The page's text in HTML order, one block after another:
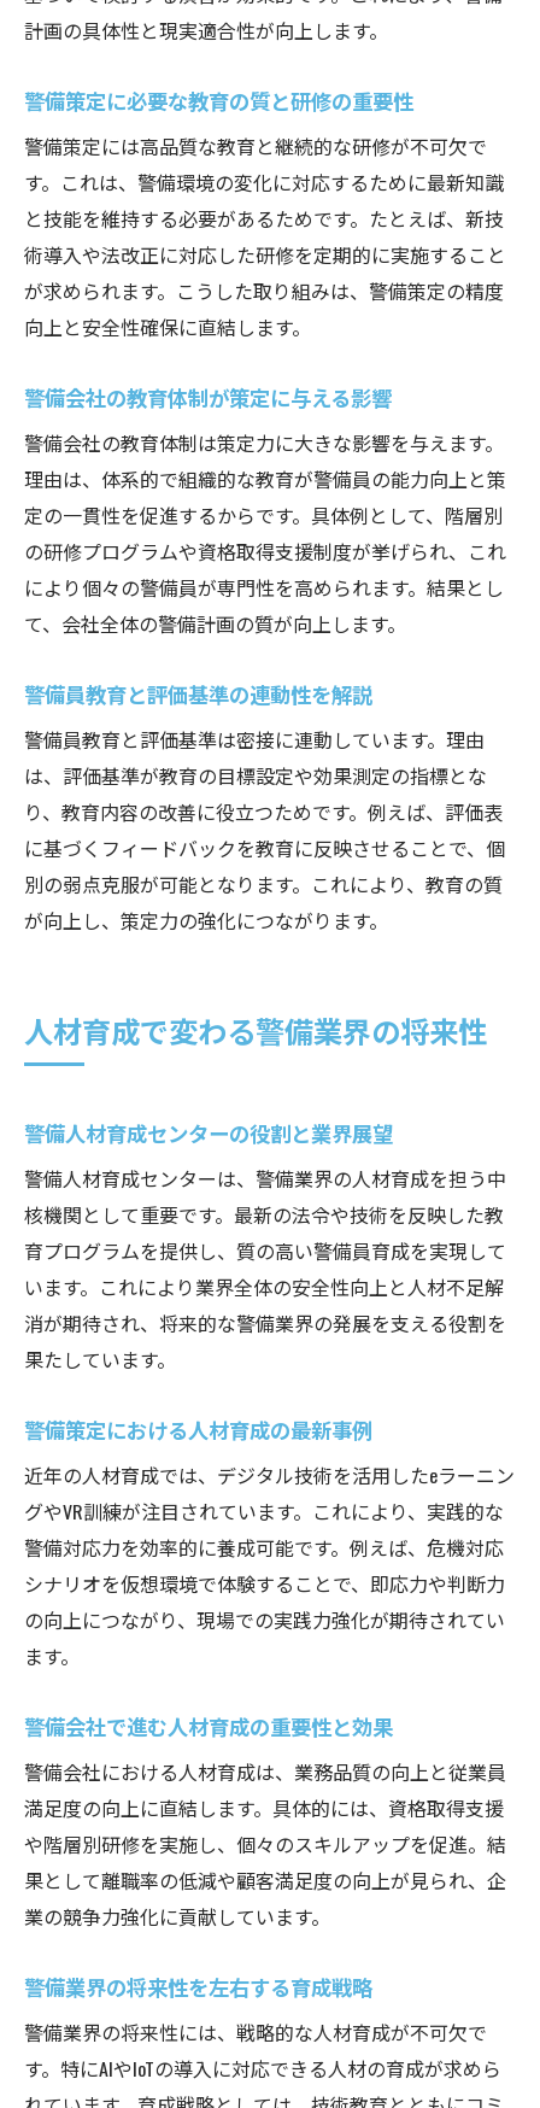
計画の具体性と現実適合性が向上します。
警備策定に必要な教育の質と研修の重要性
警備策定には高品質な教育と継続的な研修が不可欠で
す。これは、警備環境の変化に対応するために最新知識
と技能を維持する必要があるためです。たとえば、新技
術導入や法改正に対応した研修を定期的に実施すること
が求められます。こうした取り組みは、警備策定の精度
向上と安全性確保に直結します。
警備会社の教育体制が策定に与える影響
警備会社の教育体制は策定力に大きな影響を与えます。
理由は、体系的で組織的な教育が警備員の能力向上と策
定の一貫性を促進するからです。具体例として、階層別
の研修プログラムや資格取得支援制度が挙げられ、これ
により個々の警備員が専門性を高められます。結果とし
て、会社全体の警備計画の質が向上します。
警備員教育と評価基準の連動性を解説
警備員教育と評価基準は密接に連動しています。理由
は、評価基準が教育の目標設定や効果測定の指標とな
り、教育内容の改善に役立つためです。例えば、評価表
に基づくフィードバックを教育に反映させることで、個
別の弱点克服が可能となります。これにより、教育の質
が向上し、策定力の強化につながります。
人材育成で変わる警備業界の将来性
警備人材育成センターの役割と業界展望
警備人材育成センターは、警備業界の人材育成を担う中
核機関として重要です。最新の法令や技術を反映した教
育プログラムを提供し、質の高い警備員育成を実現して
います。これにより業界全体の安全性向上と人材不足解
消が期待され、将来的な警備業界の発展を支える役割を
果たしています。
警備策定における人材育成の最新事例
近年の人材育成では、デジタル技術を活用したeラーニン
グやVR訓練が注目されています。これにより、実践的な
警備対応力を効率的に養成可能です。例えば、危機対応
シナリオを仮想環境で体験することで、即応力や判断力
の向上につながり、現場での実践力強化が期待されてい
ます。
警備会社で進む人材育成の重要性と効果
警備会社における人材育成は、業務品質の向上と従業員
満足度の向上に直結します。具体的には、資格取得支援
や階層別研修を実施し、個々のスキルアップを促進。結
果として離職率の低減や顧客満足度の向上が見られ、企
業の競争力強化に貢献しています。
警備業界の将来性を左右する育成戦略
警備業界の将来性には、戦略的な人材育成が不可欠で
す。特にAIやIoTの導入に対応できる人材の育成が求めら